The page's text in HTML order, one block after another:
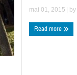
mai 01, 2015 | by
Read more